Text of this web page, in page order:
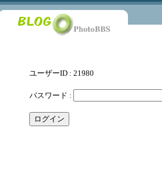
ユーザーID : 21980
パスワード :